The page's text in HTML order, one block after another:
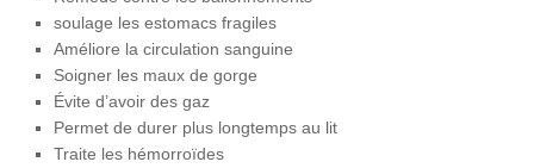
soulage les estomacs fragiles
Améliore la circulation sanguine
Soigner les maux de gorge
Évite d’avoir des gaz
Permet de durer plus longtemps au lit
Traite les hémorroïdes